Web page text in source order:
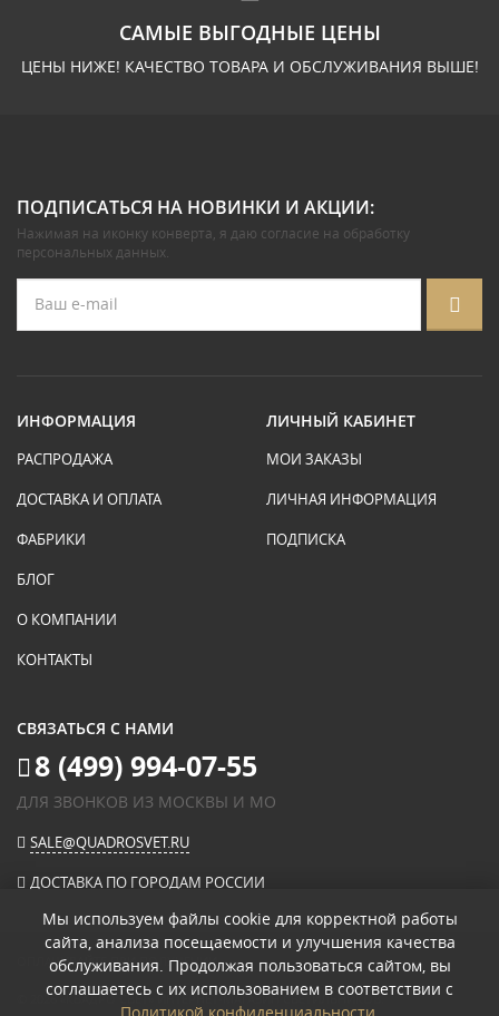
САМЫЕ ВЫГОДНЫЕ ЦЕНЫ
ЦЕНЫ НИЖЕ! КАЧЕСТВО ТОВАРА И ОБСЛУЖИВАНИЯ ВЫШЕ!
ПОДПИСАТЬСЯ НА НОВИНКИ И АКЦИИ:
Нажимая на иконку конверта, я даю согласие на обработку
персональных данных.
ИНФОРМАЦИЯ
РАСПРОДАЖА
ДОСТАВКА И ОПЛАТА
ФАБРИКИ
БЛОГ
О КОМПАНИИ
КОНТАКТЫ
ЛИЧНЫЙ КАБИНЕТ
МОИ ЗАКАЗЫ
ЛИЧНАЯ ИНФОРМАЦИЯ
ПОДПИСКА
СВЯЗАТЬСЯ С НАМИ
8 (499) 994-07-55
ДЛЯ ЗВОНКОВ ИЗ МОСКВЫ И МО
SALE@QUADROSVET.RU
ДОСТАВКА ПО ГОРОДАМ РОССИИ
ОПЛАЧИВАЙТЕ ПРИ ПОЛУЧЕНИИ
© 2026«КВАДРО СВЕТ» ИНТЕРНЕТ-МАГАЗИН СВЕТИЛЬНИКОВ.
Мы используем файлы cookie для корректной работы
сайта, анализа посещаемости и улучшения качества
обслуживания. Продолжая пользоваться сайтом, вы
соглашаетесь с их использованием в соответствии с